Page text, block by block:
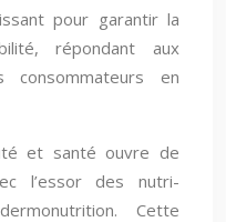
pour garantir la
répondant aux
consommateurs en
et santé ouvre de
l’essor des nutri-
Cette